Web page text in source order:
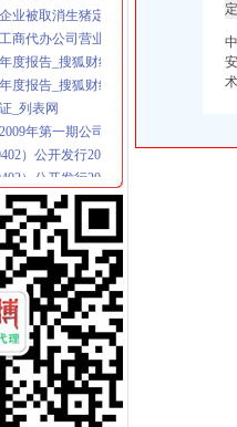
商代办公司营业执照_重庆工商注册_重
度报告_搜狐财经_搜狐网
度报告_搜狐财经_搜狐网
_列表网
年第一期公司券募集说明书_股票频
）公开发行2009年第一期公司券募集
）公开发行2009年第一期公司券募集
年第一期公司券募集说明书摘要_股
年第一期公司券募集说明书-券频道-
年第一期公司券募集说明书摘要-券
工商代办公司注册基本流程_重庆工商
开发可行研究报告.docx
理_列表网
务登记证_搜指南
核】_重庆列表网
_列表网
商服务信息,提供新重庆沙坪坝沙坪坝
-城际分类